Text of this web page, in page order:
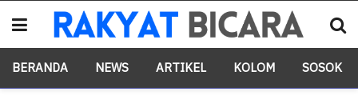
BERANDA NEWS ARTIKEL KOLOM SOSOK